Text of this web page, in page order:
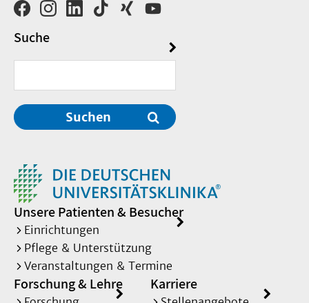
Suche
Suchen
Unsere Patienten & Besucher
Einrichtungen
Pflege & Unterstützung
Veranstaltungen & Termine
Forschung & Lehre Karriere